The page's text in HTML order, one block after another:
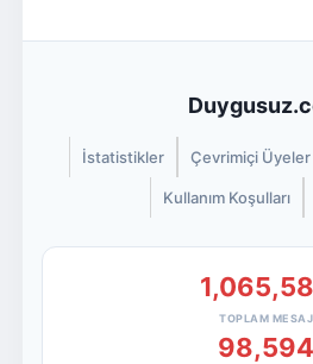
İstatistikler Çevrimiçi Üyeler
Kullanım Koşulları
TOPLAM MESAJ
98,594